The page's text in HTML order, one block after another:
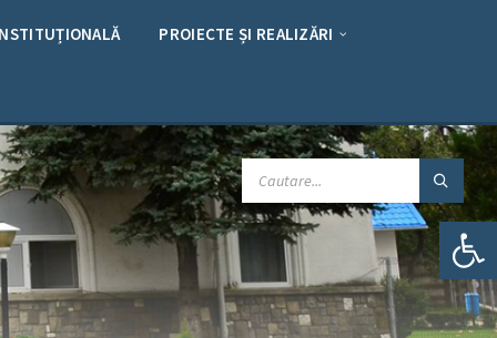
Deschide bara de unelte
PROIECTE ȘI REALIZĂRI
CAUTARE: